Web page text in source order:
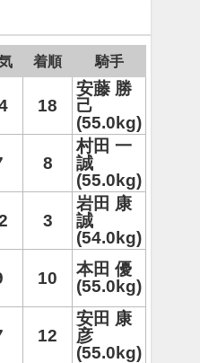
着順 騎手
18
安藤 勝
己
(55.0kg)
8
村田 一
誠
(55.0kg)
3
岩田 康
誠
(54.0kg)
10
本田 優
(55.0kg)
12
安田 康
彦
(55.0kg)